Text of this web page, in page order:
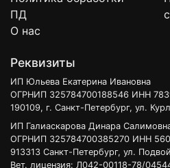
ПД
О нас
Реквизиты
ИП Юльева Екатерина Ивановна
ОГРНИП 325784700188546 ИНН
190109, г. Санкт-Петербург, ул.
ИП Галиаскарова Динара
ОГРНИП 325784700385270 ИНН
913313 Санкт-Петербург, ул.
Вет. лицензия: Л042-00118-78/